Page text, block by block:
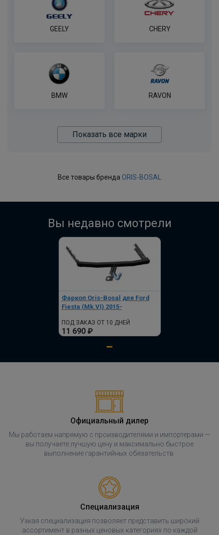
GEELY CHERY
BMW RAVON
Показать все марки
Все товары бренда ORIS-BOSAL
Вы недавно смотрели
Фаркоп Oris-Bosal для Ford
Fiesta (Mk.VI) 2015-
ПОД ЗАКАЗ ОТ 10 ДНЕЙ
11 690 ₽
Официальный дилер
Мы работаем напрямую с производителями и импортерами —
вы получаете лучшую цену и максимально быстрое
выполнение гарантийных обязательств.
Специализация
Узкая специализация позволяет представить широкий
ассортимент в разных ценовых категориях по каждой